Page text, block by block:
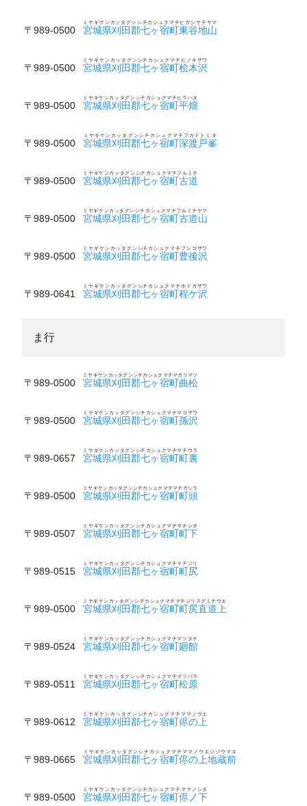
〒989-0500 宮城県刈田郡七ヶ宿町東谷地山
ミヤギケンカッタグンシチカシュクマチヒガシヤチヤマ
〒989-0500 宮城県刈田郡七ヶ宿町桧木沢
ミヤギケンカッタグンシチカシュクマチヒノキザワ
〒989-0500 宮城県刈田郡七ヶ宿町平畑
ミヤギケンカッタグンシチカシュクマチヒラハタ
〒989-0500 宮城県刈田郡七ヶ宿町深渡戸峯
ミヤギケンカッタグンシチカシュクマチフカドトミネ
〒989-0500 宮城県刈田郡七ヶ宿町古道
ミヤギケンカッタグンシチカシュクマチフルミチ
〒989-0500 宮城県刈田郡七ヶ宿町古道山
ミヤギケンカッタグンシチカシュクマチフルミチヤマ
〒989-0500 宮城県刈田郡七ヶ宿町豊後沢
ミヤギケンカッタグンシチカシュクマチブンゴザワ
〒989-0641 宮城県刈田郡七ヶ宿町程ケ沢
ミヤギケンカッタグンシチカシュクマチホドガザワ
ま行
〒989-0500 宮城県刈田郡七ヶ宿町曲松
ミヤギケンカッタグンシチカシュクマチマガリマツ
〒989-0500 宮城県刈田郡七ヶ宿町孫沢
ミヤギケンカッタグンシチカシュクマチマゴザワ
〒989-0657 宮城県刈田郡七ヶ宿町町裏
ミヤギケンカッタグンシチカシュクマチマチウラ
〒989-0500 宮城県刈田郡七ヶ宿町町頭
ミヤギケンカッタグンシチカシュクマチマチガシラ
〒989-0507 宮城県刈田郡七ヶ宿町町下
ミヤギケンカッタグンシチカシュクマチマチシタ
〒989-0515 宮城県刈田郡七ヶ宿町町尻
ミヤギケンカッタグンシチカシュクマチマチジリ
〒989-0500 宮城県刈田郡七ヶ宿町町尻直道上
ミヤギケンカッタグンシチカシュクマチマチジリスグミチウエ
〒989-0524 宮城県刈田郡七ヶ宿町廻館
ミヤギケンカッタグンシチカシュクマチマツタテ
〒989-0511 宮城県刈田郡七ヶ宿町松原
ミヤギケンカッタグンシチカシュクマチマツバラ
〒989-0612 宮城県刈田郡七ヶ宿町侭の上
ミヤギケンカッタグンシチカシュクマチママノウエ
〒989-0665 宮城県刈田郡七ヶ宿町侭の上地蔵前
ミヤギケンカッタグンシチカシュクマチママノウエジゾウマエ
〒989-0500 宮城県刈田郡七ヶ宿町侭ノ下
ミヤギケンカッタグンシチカシュクマチママノシタ